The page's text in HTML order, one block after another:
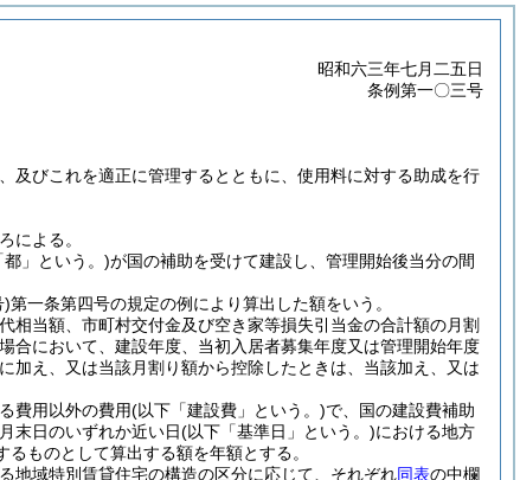
昭和六三年七月二五日
条例第一〇三号
及びこれを適正に管理するとともに、使用料に対する助成を行
による。
都」という。)が国の補助を受けて建設し、管理開始後当分の間
)第一条第四号の規定の例により算出した額をいう。
相当額、市町村交付金及び空き家等損失引当金の合計額の月割
合において、建設年度、当初入居者募集年度又は管理開始年度
加え、又は当該月割り額から控除したときは、当該加え、又は
費用以外の費用(以下「建設費」という。)で、国の建設費補助
末日のいずれか近い日(以下「基準日」という。)における地方
ものとして算出する額を年額とする。
地域特別賃貸住宅の構造の区分に応じて、それぞれ同表の中欄